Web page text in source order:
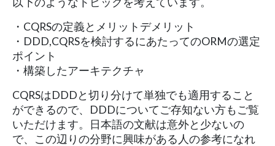
・CQRSの定義とメリットデメリット
・DDD,CQRSを検討するにあたってのORMの選定
ポイント
・構築したアーキテクチャ
CQRSはDDDと切り分けて単独でも適用すること
ができるので、DDDについてご存知ない方もご覧
いただけます。日本語の文献は意外と少ないの
で、この辺りの分野に興味がある人の参考になれ